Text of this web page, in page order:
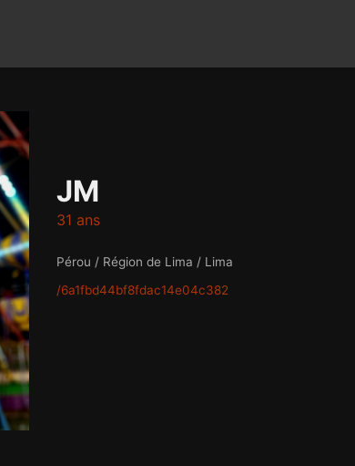
JM
31 ans
Pérou / Région de Lima / Lima
/6a1fbd44bf8fdac14e04c382